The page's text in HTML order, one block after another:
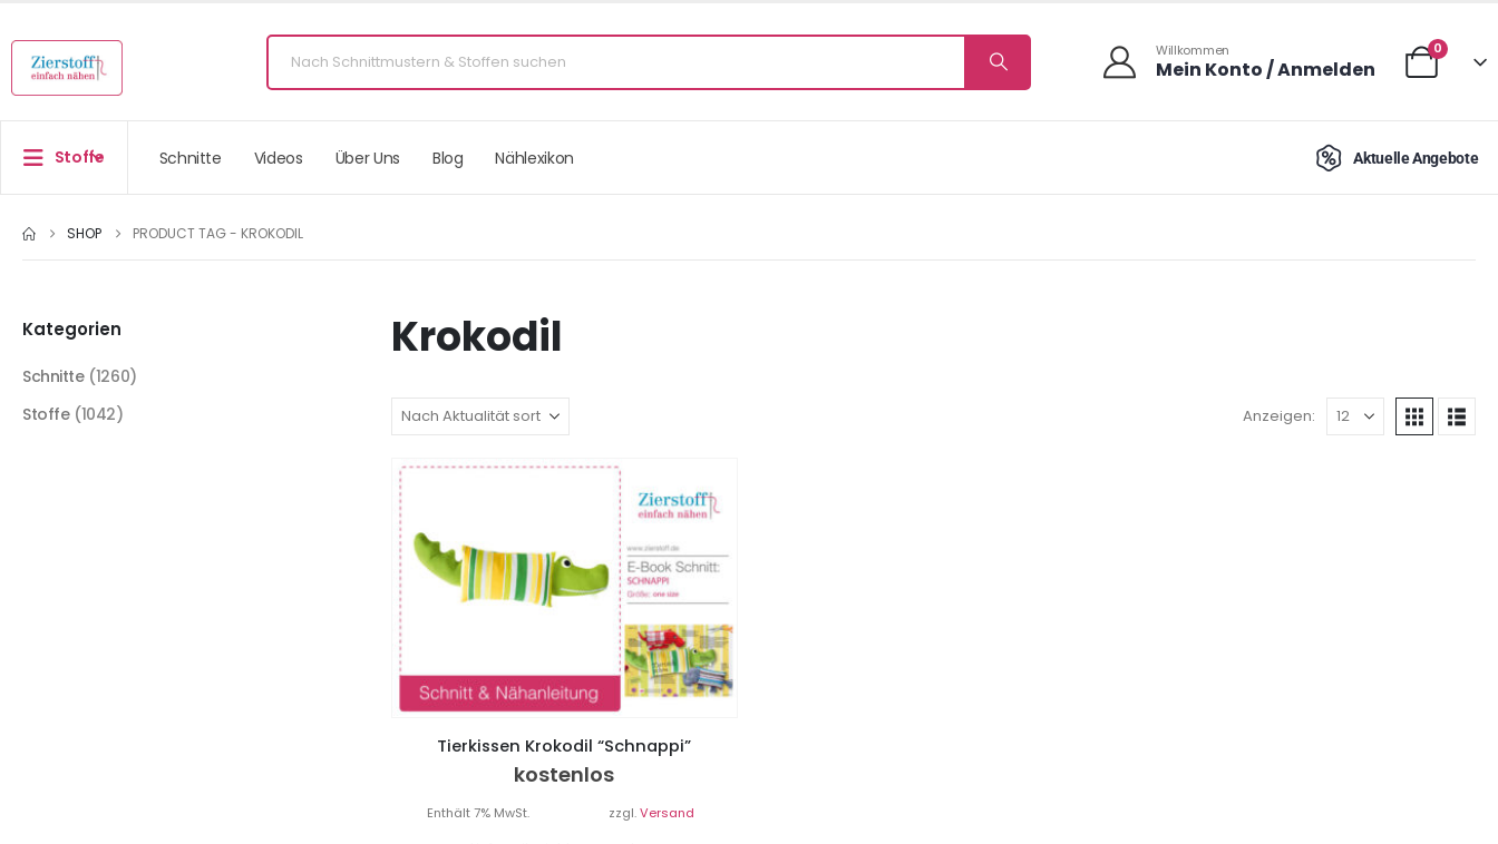
Willkommen
Mein Konto / Anmelden
0
Stoffe Schnitte Videos Über Uns Blog Nählexikon Aktuelle Angebote
SHOP PRODUCT TAG - KROKODIL
Krokodil
Anzeigen:
Tierkissen Krokodil “Schnappi”
kostenlos
Enthält 7% MwSt. zzgl.Versand
Kategorien
Schnitte (1260)
Stoffe (1042)